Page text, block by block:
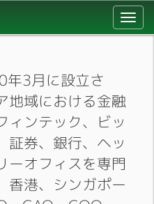
3月に設立さ
地域における金融
ィンテック、ビッ
証券、銀行、ヘッ
ーオフィスを専門
香港、シンガポー